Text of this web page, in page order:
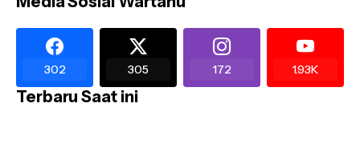
302 305 172 1.93K
Terbaru Saat ini